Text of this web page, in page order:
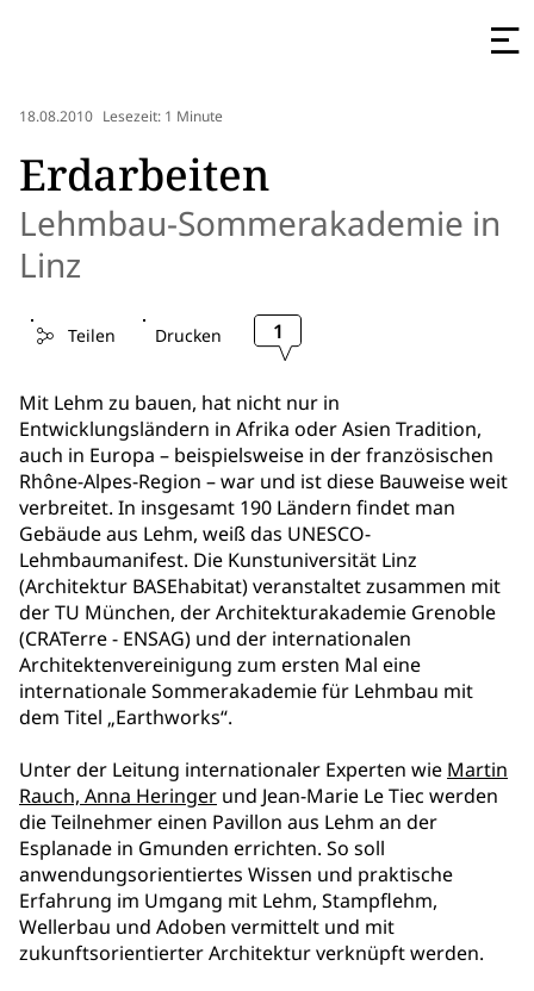
18.08.2010 Lesezeit: 1 Minute
Erdarbeiten
Lehmbau-Sommerakademie in
Linz
Teilen Drucken 1
Mit Lehm zu bauen, hat nicht nur in
Entwicklungsländern in Afrika oder Asien Tradition,
auch in Europa – beispielsweise in der französischen
Rhône-Alpes-Region – war und ist diese Bauweise weit
verbreitet. In insgesamt 190 Ländern findet man
Gebäude aus Lehm, weiß das UNESCO-
Lehmbaumanifest. Die Kunstuniversität Linz
(Architektur BASEhabitat) veranstaltet zusammen mit
der TU München, der Architekturakademie Grenoble
(CRATerre - ENSAG) und der internationalen
Architektenvereinigung zum ersten Mal eine
internationale Sommerakademie für Lehmbau mit
dem Titel „Earthworks“.
Unter der Leitung internationaler Experten wie Martin
Rauch, Anna Heringer und Jean-Marie Le Tiec werden
die Teilnehmer einen Pavillon aus Lehm an der
Esplanade in Gmunden errichten. So soll
anwendungsorientiertes Wissen und praktische
Erfahrung im Umgang mit Lehm, Stampflehm,
Wellerbau und Adoben vermittelt und mit
zukunftsorientierter Architektur verknüpft werden.